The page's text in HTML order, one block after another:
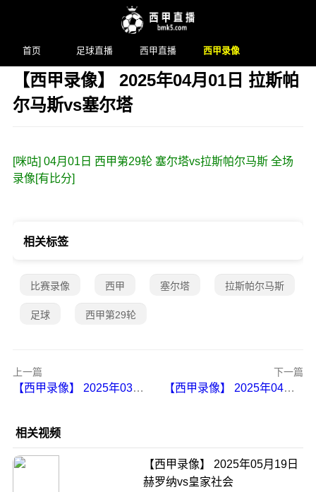
首页 足球直播 西甲直播 西甲录像
【西甲录像】 2025年04月01日 拉斯帕
尔马斯vs塞尔塔
[咪咕] 04月01日 西甲第29轮 塞尔塔vs拉斯帕尔马斯 全场
录像[有比分]
相关标签
比赛录像 西甲 塞尔塔 拉斯帕尔马斯
足球 西甲第29轮
上一篇
【西甲录像】 2025年03月30日 比利亚雷亚尔vs赫塔费
下一篇
【西甲录像】 2025年04月05日 西班牙人vs巴列卡诺
相关视频
【西甲录像】 2025年05月19日
赫罗纳vs皇家社会